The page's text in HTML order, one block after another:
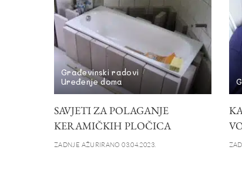
Građevinski radovi
Uređenje doma
SAVJETI ZA POLAGANJE
KERAMIČKIH PLOČICA
ZADNJE AŽURIRANO 03.04.2023.